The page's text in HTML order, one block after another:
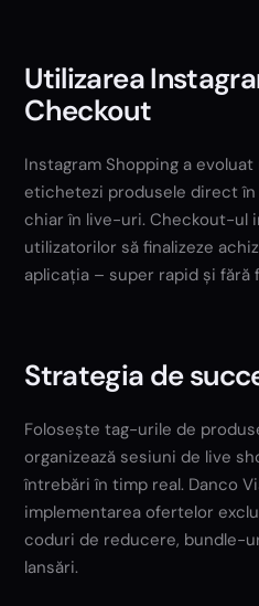
Utilizarea
Checkout
Instagram Shopping a
etichetezi produsele direct
chiar în live-uri. Checkout-ul
utilizatorilor să finalizeze
aplicația – super rapid și fără
Strategia de
Folosește tag-urile de
organizează sesiuni de live
întrebări în timp real. Danco
implementarea ofertelor
coduri de reducere, bundle-
lansări.